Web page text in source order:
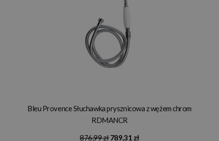
Bleu Provence Słuchawka prysznicowa z wężem chrom
RDMANCR
876,99 zł 789,31 zł